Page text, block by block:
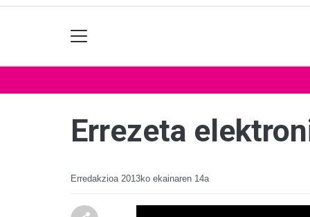
Errezeta
Erredakzioa 2013ko ekainaren 14a